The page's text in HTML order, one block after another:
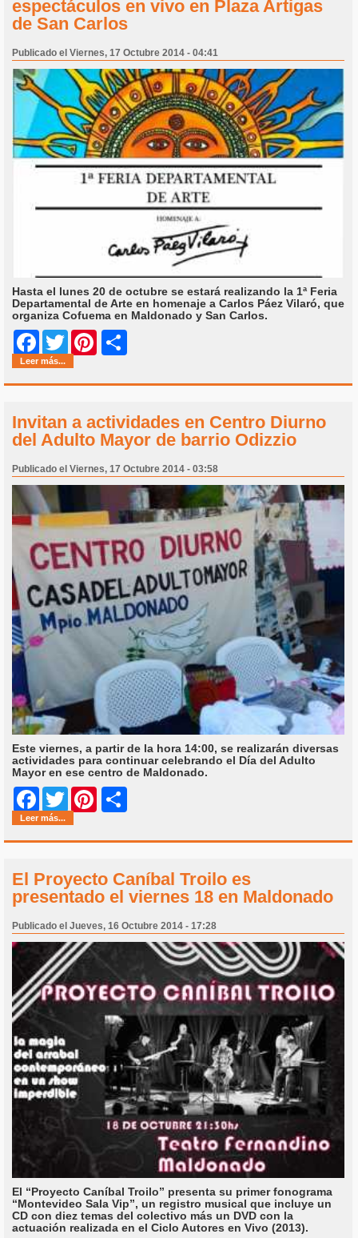
espectáculos en vivo en Plaza Artigas
de San Carlos
Publicado el Viernes, 17 Octubre 2014 - 04:41
Hasta el lunes 20 de octubre se estará realizando la 1ª Feria
Departamental de Arte en homenaje a Carlos Páez Vilaró, que
organiza Cofuema en Maldonado y San Carlos.
Facebook
Twitter Pinterest
Leer más...
Invitan a actividades en Centro Diurno
del Adulto Mayor de barrio Odizzio
Publicado el Viernes, 17 Octubre 2014 - 03:58
Este viernes, a partir de la hora 14:00, se realizarán diversas
actividades para continuar celebrando el Día del Adulto
Mayor en ese centro de Maldonado.
Facebook
Twitter Pinterest
Leer más...
El Proyecto Caníbal Troilo es
presentado el viernes 18 en Maldonado
Publicado el Jueves, 16 Octubre 2014 - 17:28
El “Proyecto Caníbal Troilo” presenta su primer fonograma
“Montevideo Sala Vip”, un registro musical que incluye un
CD con diez temas del colectivo más un DVD con la
actuación realizada en el Ciclo Autores en Vivo (2013).